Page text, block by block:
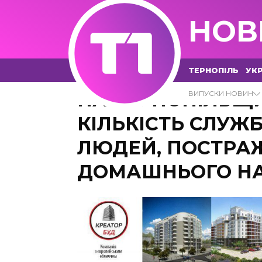
ТЕРНОПІЛЬ
ВИПУСКИ НОВИН
НА
КІЛЬКІСТЬ
ЛЮДЕЙ,
ДОМАШНЬОГО